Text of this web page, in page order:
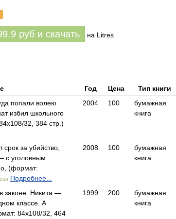
руб и скачать на Litres
Год Цена
Тип книги
попали волею
избил школьного
32, 384 стр.)
2004 100
бумажная
книга
за убийство,
с уголовным
(формат:
Подробнее...
2008 100
бумажная
книга
законе. Никита —
классе. А
84x108/32, 464
1999 200
бумажная
книга